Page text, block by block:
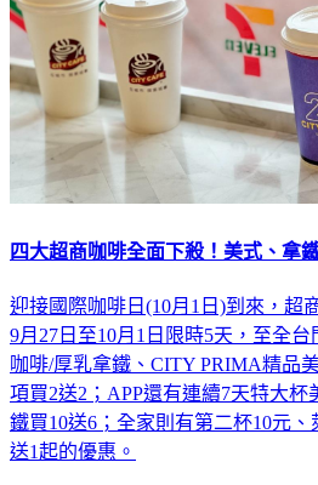
四大超商咖啡全面下殺！美式、拿
迎接國際咖啡日(10月1日)到來，超
9月27日至10月1日限時5天，至全
咖啡/厚乳拿鐵、CITY PRIMA精品
項買2送2；APP還有連續7天特大杯
鐵買10送6；全家則有第二杯10元
送1起的優惠。